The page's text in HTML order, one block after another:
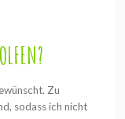
Zu
sodass ich nicht